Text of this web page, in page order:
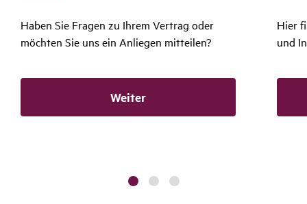
Haben Sie Fragen zu Ihrem Vertrag oder
möchten Sie uns ein Anliegen mitteilen?
Weiter
Hier
und